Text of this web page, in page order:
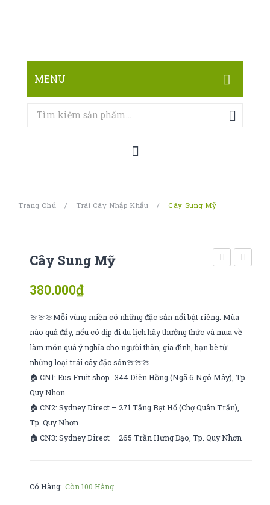
MENU
TRANG CHỦ
Trang Chủ / Trái Cây Nhập Khẩu / Cây Sung Mỹ
Cây Sung Mỹ
380.000₫
🍈🍈🍈Mỗi vùng miền có những đặc sản nổi bật riêng. Mùa
nào quả đấy, nếu có dịp đi du lịch hãy thưởng thức và mua về
làm món quà ý nghĩa cho người thân, gia đình, bạn bè từ
những loại trái cây đặc sản🍈🍈🍈
🏠 CN1: Eus Fruit shop- 344 Diên Hồng (Ngã 6 Ngô Mây), Tp.
Quy Nhơn
🏠 CN2: Sydney Direct – 271 Tăng Bạt Hổ (Chợ Quân Trấn),
Tp. Quy Nhơn
🏠 CN3: Sydney Direct – 265 Trần Hưng Đạo, Tp. Quy Nhơn
Có Hàng: Còn 100 Hàng